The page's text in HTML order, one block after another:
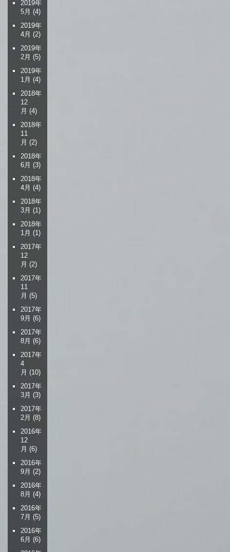
2019年
5月 (4)
2019年
4月 (2)
2019年
2月 (5)
2019年
1月 (4)
2018年
12
月 (4)
2018年
11
月 (2)
2018年
6月 (3)
2018年
4月 (4)
2018年
3月 (1)
2018年
1月 (1)
2017年
12
月 (2)
2017年
11
月 (5)
2017年
9月 (6)
2017年
8月 (6)
2017年
4
月 (10)
2017年
3月 (3)
2017年
2月 (8)
2016年
12
月 (6)
2016年
9月 (2)
2016年
8月 (4)
2016年
7月 (5)
2016年
6月 (6)